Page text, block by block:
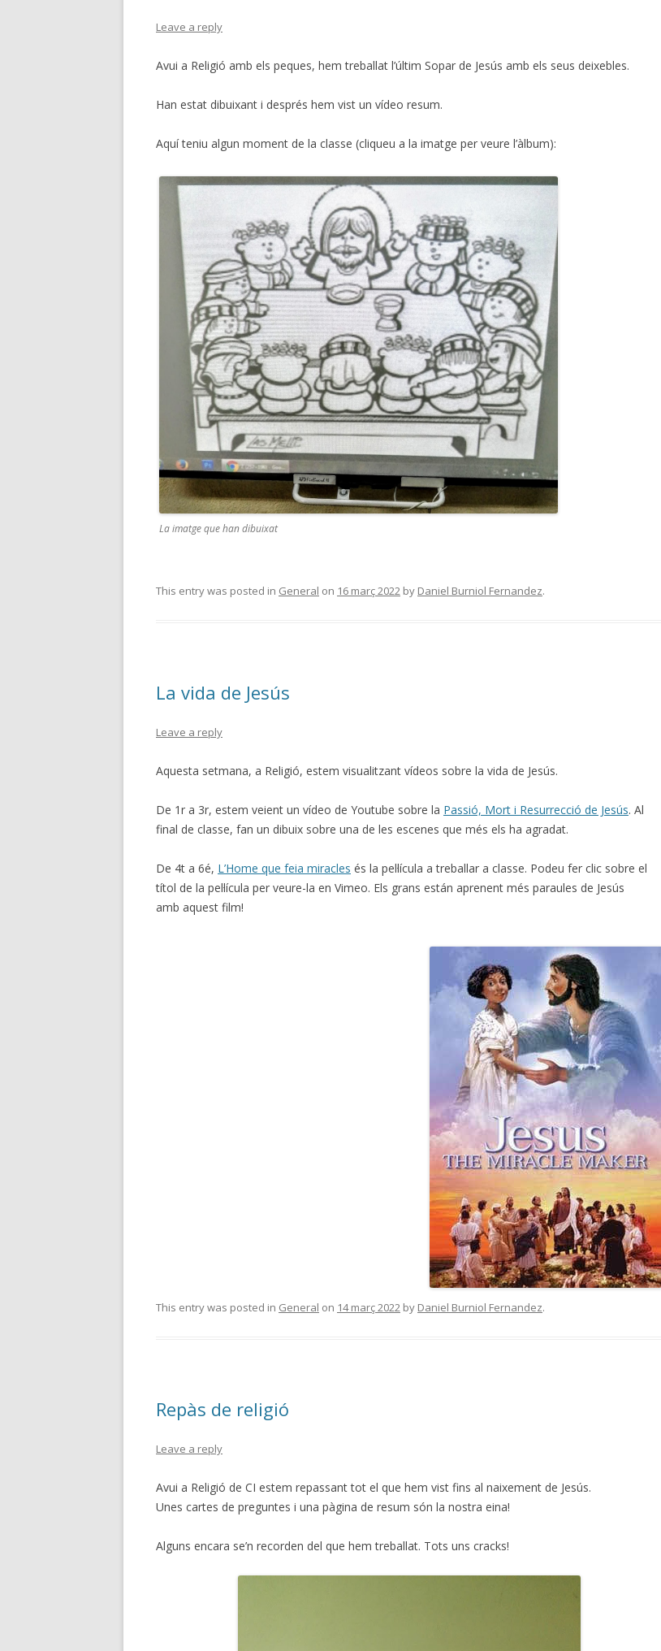
Leave a reply
Avui a Religió amb els peques, hem treballat l’últim Sopar de Jesús amb els seus deixebles.
Han estat dibuixant i després hem vist un vídeo resum.
Aquí teniu algun moment de la classe (cliqueu a la imatge per veure l’àlbum):
La imatge que han dibuixat
This entry was posted in General on 16 març 2022 by Daniel Burniol Fernandez.
La vida de Jesús
Leave a reply
Aquesta setmana, a Religió, estem visualitzant vídeos sobre la vida de Jesús.
De 1r a 3r, estem veient un vídeo de Youtube sobre la Passió, Mort i Resurrecció de Jesús. Al
final de classe, fan un dibuix sobre una de les escenes que més els ha agradat.
De 4t a 6é, L’Home que feia miracles és la pel·lícula a treballar a classe. Podeu fer clic sobre el
títol de la pel·lícula per veure-la en Vimeo. Els grans están aprenent més paraules de Jesús
amb aquest film!
This entry was posted in General on 14 març 2022 by Daniel Burniol Fernandez.
Repàs de religió
Leave a reply
Avui a Religió de CI estem repassant tot el que hem vist fins al naixement de Jesús.
Unes cartes de preguntes i una pàgina de resum són la nostra eina!
Alguns encara se’n recorden del que hem treballat. Tots uns cracks!